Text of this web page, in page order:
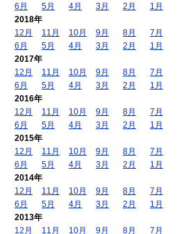
6月
5月 4月 3月 2月
1月
2018年
12月
11月 10月 9月 8月
7月
6月
5月 4月 3月 2月
1月
2017年
12月
11月 10月 9月 8月
7月
6月
5月 4月 3月 2月
1月
2016年
12月
11月 10月 9月 8月
7月
6月
5月 4月 3月 2月
1月
2015年
12月
11月 10月 9月 8月
7月
6月
5月 4月 3月 2月
1月
2014年
12月
11月 10月 9月 8月
7月
6月
5月 4月 3月 2月
1月
2013年
12月
11月 10月 9月 8月 7月